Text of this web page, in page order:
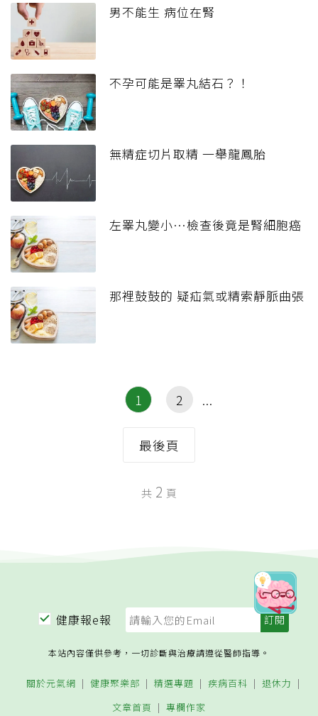
男不能生 病位在腎
不孕可能是睪丸結石？！
無精症切片取精 一舉龍鳳胎
左睪丸變小…檢查後竟是腎細胞癌
那裡鼓鼓的 疑疝氣或精索靜脈曲張
1 2
最後頁
共 2 頁
健康報e報
本站內容僅供參考，一切診斷與治療請遵從醫師指導。
關於元氣網 健康聚樂部 精選專題 疾病百科
退休力
文章首頁
專欄作家